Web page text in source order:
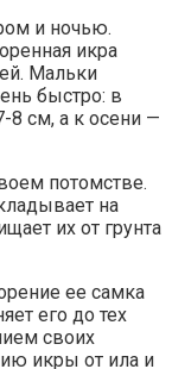
и ночью.
икра
Мальки
быстро: в
8 см, а к осени —
потомстве.
на
их от грунта
ее самка
его до тех
своих
икры от ила и